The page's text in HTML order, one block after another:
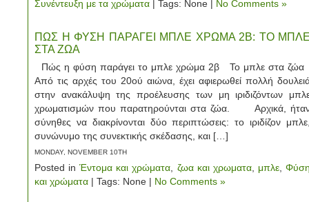
Συνέντευξη με τα χρώματα | Tags: None | No Comments »
ΠΩΣ Η ΦΥΣΗ ΠΑΡΑΓΕΙ ΜΠΛΕ ΧΡΩΜΑ 2Β: ΤΟ
ΣΤΑ ΖΩΑ
Πώς η φύση παράγει το μπλε χρώμα 2β Το μπλε στα
Από τις αρχές του 20ού αιώνα, έχει αφιερωθεί πολλή
στην ανακάλυψη της προέλευσης των μη ιριδιζόντων
χρωματισμών που παρατηρούνται στα ζώα. Αρχικά,
σύνηθες να διακρίνονται δύο περιπτώσεις: το ιριδίζον
συνώνυμο της συνεκτικής σκέδασης, και […]
MONDAY, NOVEMBER 10TH
Posted inΈντομα και χρώματα ζωα και χρωματα, μπλε,
και χρώματα | Tags: None | No Comments »